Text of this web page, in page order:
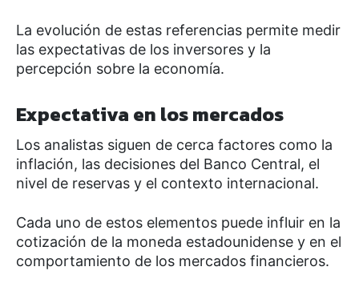
La evolución de estas referencias permite medir
las expectativas de los inversores y la
percepción sobre la economía.
Expectativa en los mercados
Los analistas siguen de cerca factores como la
inflación, las decisiones del Banco Central, el
nivel de reservas y el contexto internacional.
Cada uno de estos elementos puede influir en la
cotización de la moneda estadounidense y en el
comportamiento de los mercados financieros.